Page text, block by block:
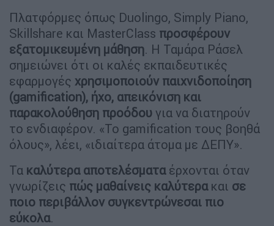
Πλατφόρμες όπως Duolingo, Simply Piano,
Skillshare και MasterClass προσφέρουν
εξατομικευμένη μάθηση. Η Ταμάρα Ράσελ
σημειώνει ότι οι καλές εκπαιδευτικές
εφαρμογές χρησιμοποιούν παιχνιδοποίηση
(gamification), ήχο, απεικόνιση και
παρακολούθηση προόδου για να διατηρούν
το ενδιαφέρον. «Το gamification τους βοηθά
όλους», λέει, «ιδιαίτερα άτομα με ΔΕΠΥ».
Τα καλύτερα αποτελέσματαέρχονται όταν
γνωρίζεις πώς μαθαίνεις καλύτερακαι σε
ποιο περιβάλλον συγκεντρώνεσαι πιο
εύκολα.